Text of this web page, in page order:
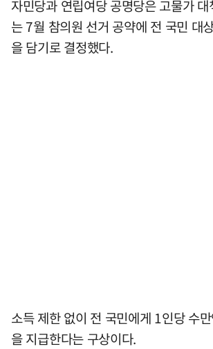
자민당과 연립여당 공명당은 고물가
는 7월 참의원 선거 공약에 전 국민 대
을 담기로 결정했다.
소득 제한 없이 전 국민에게 1인당 수
을 지급한다는 구상이다.